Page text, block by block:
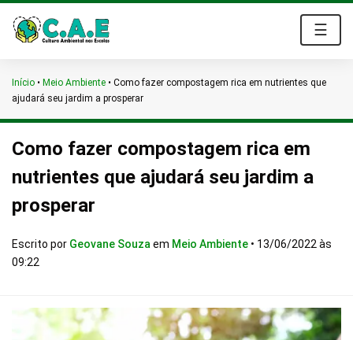
☰
Início • Meio Ambiente • Como fazer compostagem rica em nutrientes que
ajudará seu jardim a prosperar
Como fazer compostagem rica em
nutrientes que ajudará seu jardim a
prosperar
Escrito por Geovane Souza em Meio Ambiente • 13/06/2022 às
09:22